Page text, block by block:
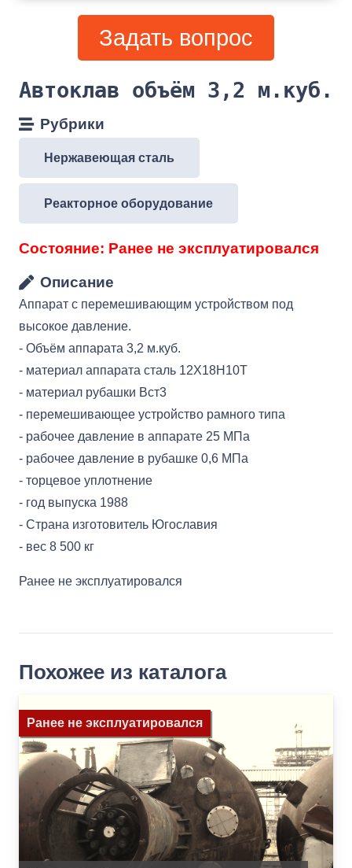
Задать вопрос
Автоклав объём 3,2 м.куб.
Рубрики
Нержавеющая сталь
Реакторное оборудование
Состояние: Ранее не эксплуатировался
Описание
Аппарат с перемешивающим устройством под
высокое давление.
- Объём аппарата 3,2 м.куб.
- материал аппарата сталь 12Х18Н10Т
- материал рубашки Вст3
- перемешивающее устройство рамного типа
- рабочее давление в аппарате 25 МПа
- рабочее давление в рубашке 0,6 МПа
- торцевое уплотнение
- год выпуска 1988
- Страна изготовитель Югославия
- вес 8 500 кг
Ранее не эксплуатировался
Похожее из каталога
Ранее не эксплуатировался